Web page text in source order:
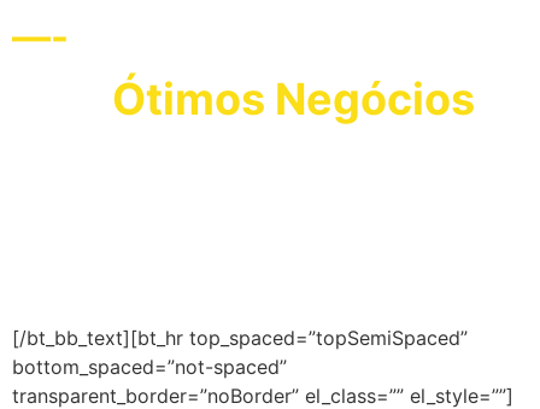
—-
Ótimos Negócios
[/bt_bb_text][bt_hr top_spaced=”topSemiSpaced”
bottom_spaced=”not-spaced”
transparent_border=”noBorder” el_class=”” el_style=””]